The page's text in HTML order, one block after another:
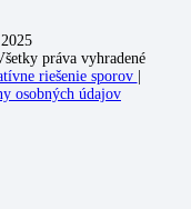
práva vyhradené
riešenie sporov
osobných údajov